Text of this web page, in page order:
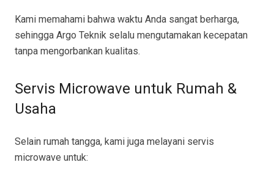
Kami memahami bahwa waktu Anda sangat berharga,
sehingga Argo Teknik selalu mengutamakan kecepatan
tanpa mengorbankan kualitas.
Servis Microwave untuk Rumah &
Usaha
Selain rumah tangga, kami juga melayani servis
microwave untuk: